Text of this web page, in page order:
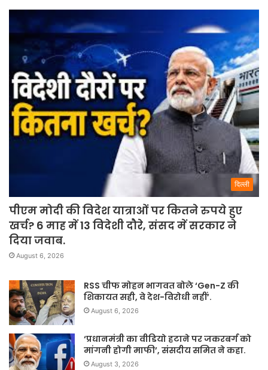
दिल्ली
पीएम मोदी की विदेश यात्राओं पर कितने रुपये हुए
खर्च? 6 माह में 13 विदेशी दौरे, संसद में सरकार ने
दिया जवाब.
August 6, 2026
RSS चीफ मोहन भागवत बोले ‘Gen-Z की
शिकायत सही, वे देश-विरोधी नहीं’.
August 6, 2026
‘प्रधानमंत्री का वीडियो हटाने पर जकरबर्ग को
मांगनी होगी माफी’, संसदीय समित ने कहा.
August 3, 2026